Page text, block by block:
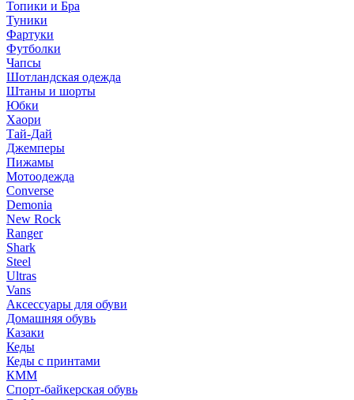
Топики и Бра
Туники
Фартуки
Футболки
Чапсы
Шотландская одежда
Штаны и шорты
Юбки
Хаори
Тай-Дай
Джемперы
Пижамы
Мотоодежда
Converse
Demonia
New Rock
Ranger
Shark
Steel
Ultras
Vans
Аксессуары для обуви
Домашняя обувь
Казаки
Кеды
Кеды с принтами
КММ
Спорт-байкерская обувь